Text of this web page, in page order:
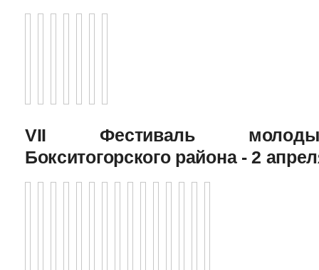
VII Фестиваль
Бокситогорского района - 2